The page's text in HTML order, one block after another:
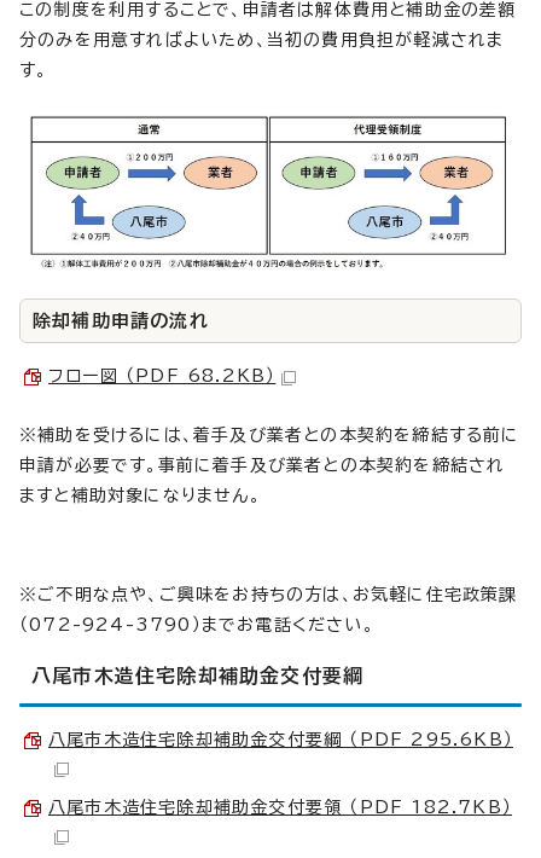
この制度を利用することで、申請者は解体費用と補助金の差額
分のみを用意すればよいため、当初の費用負担が軽減されま
す。
除却補助申請の流れ
フロー図 （PDF 68.2KB）
※補助を受けるには、着手及び業者との本契約を締結する前に
申請が必要です。事前に着手及び業者との本契約を締結され
ますと補助対象になりません。
※ご不明な点や、ご興味をお持ちの方は、お気軽に住宅政策課
（072-924-3790）までお電話ください。
八尾市木造住宅除却補助金交付要綱
八尾市木造住宅除却補助金交付要綱 （PDF 295.6KB）
八尾市木造住宅除却補助金交付要領 （PDF 182.7KB）